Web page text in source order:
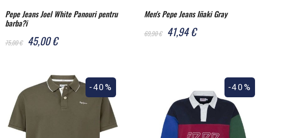
Pepe Jeans Joel White Panouri pentru
barba?i
75,00 € 45,00 €
Men's Pepe Jeans Iñaki Gray
69,90 € 41,94 €
-40% -40%